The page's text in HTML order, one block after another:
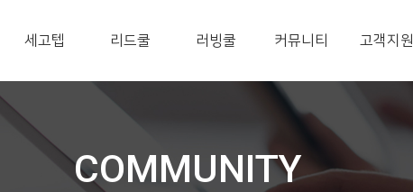
세고텝 리드쿨 러빙쿨 커뮤니티 고객지원
COMMUNITY